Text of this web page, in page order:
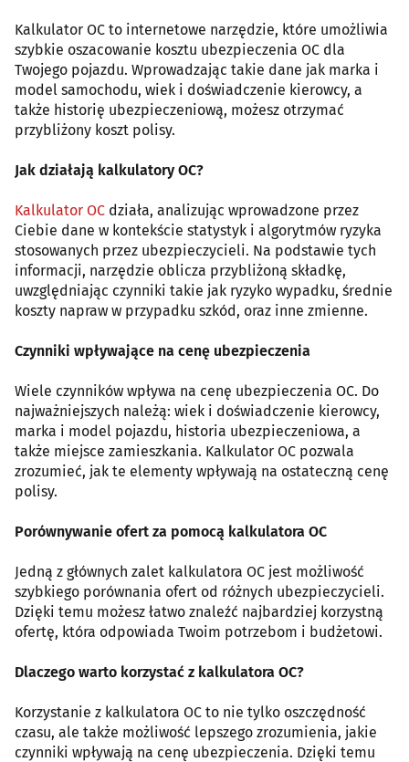
Kalkulator OC to internetowe narzędzie, które umożliwia
szybkie oszacowanie kosztu ubezpieczenia OC dla
Twojego pojazdu. Wprowadzając takie dane jak marka i
model samochodu, wiek i doświadczenie kierowcy, a
także historię ubezpieczeniową, możesz otrzymać
przybliżony koszt polisy.
Jak działają kalkulatory OC?
Kalkulator OC działa, analizując wprowadzone przez
Ciebie dane w kontekście statystyk i algorytmów ryzyka
stosowanych przez ubezpieczycieli. Na podstawie tych
informacji, narzędzie oblicza przybliżoną składkę,
uwzględniając czynniki takie jak ryzyko wypadku, średnie
koszty napraw w przypadku szkód, oraz inne zmienne.
Czynniki wpływające na cenę ubezpieczenia
Wiele czynników wpływa na cenę ubezpieczenia OC. Do
najważniejszych należą: wiek i doświadczenie kierowcy,
marka i model pojazdu, historia ubezpieczeniowa, a
także miejsce zamieszkania. Kalkulator OC pozwala
zrozumieć, jak te elementy wpływają na ostateczną cenę
polisy.
Porównywanie ofert za pomocą kalkulatora OC
Jedną z głównych zalet kalkulatora OC jest możliwość
szybkiego porównania ofert od różnych ubezpieczycieli.
Dzięki temu możesz łatwo znaleźć najbardziej korzystną
ofertę, która odpowiada Twoim potrzebom i budżetowi.
Dlaczego warto korzystać z kalkulatora OC?
Korzystanie z kalkulatora OC to nie tylko oszczędność
czasu, ale także możliwość lepszego zrozumienia, jakie
czynniki wpływają na cenę ubezpieczenia. Dzięki temu